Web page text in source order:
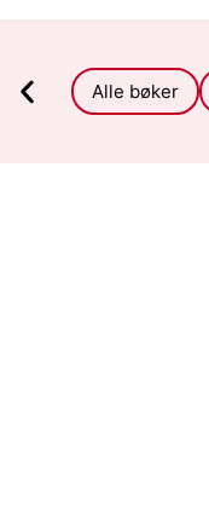
Alle bøker